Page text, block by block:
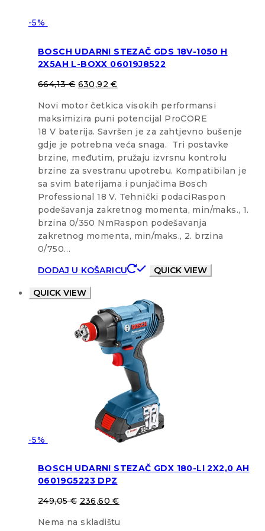
-5%
BOSCH UDARNI STEZAČ GDS 18V-1050 H
2X5AH L-BOXX 06019J8522
664,13€ 630,92€
Novi motor četkica visokih performansi
maksimizira puni potencijal ProCORE
18 V baterija. Savršen je za zahtjevno bušenje
gdje je potrebna veća snaga. Tri postavke
brzine, međutim, pružaju izvrsnu kontrolu
brzine za svestranu upotrebu. Kompatibilan je
sa svim baterijama i punjačima Bosch
Professional 18 V. Tehnički podaciRaspon
podešavanja zakretnog momenta, min/maks., 1.
brzina 0/350 NmRaspon podešavanja
zakretnog momenta, min/maks., 2. brzina
0/750…
DODAJ U KOŠARICU
QUICK VIEW
QUICK VIEW
-5%
BOSCH UDARNI STEZAČ GDX 180-LI 2X2,0 AH
06019G5223 DPZ
249,05€ 236,60€
Nema na skladištu